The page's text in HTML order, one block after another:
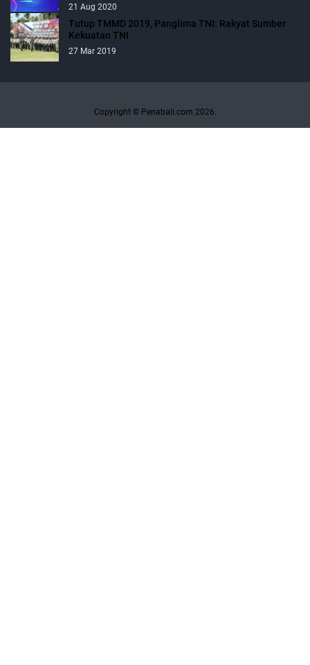
21 Aug 2020
Tutup TMMD 2019, Panglima TNI: Rakyat Sumber
Kekuatan TNI
27 Mar 2019
Copyright © Penabali.com 2026.